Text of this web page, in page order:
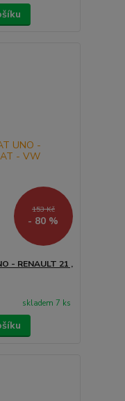
153 Kč
- 80 %
- RENAULT 21 ,
skladem 7 ks